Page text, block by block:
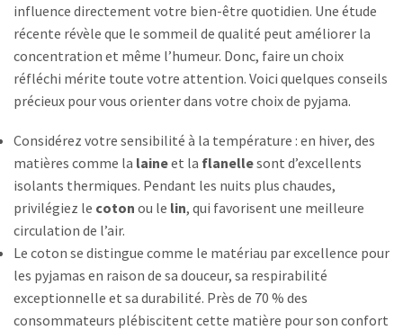
influence directement votre bien-être quotidien. Une étude
récente révèle que le sommeil de qualité peut améliorer la
concentration et même l’humeur. Donc, faire un choix
réfléchi mérite toute votre attention. Voici quelques conseils
précieux pour vous orienter dans votre choix de pyjama.
Considérez votre sensibilité à la température : en hiver, des
matières comme la laineet la flanellesont d’excellents
isolants thermiques. Pendant les nuits plus chaudes,
privilégiez le coton ou le lin, qui favorisent une meilleure
circulation de l’air.
Le coton se distingue comme le matériau par excellence pour
les pyjamas en raison de sa douceur, sa respirabilité
exceptionnelle et sa durabilité. Près de 70 % des
consommateurs plébiscitent cette matière pour son confort